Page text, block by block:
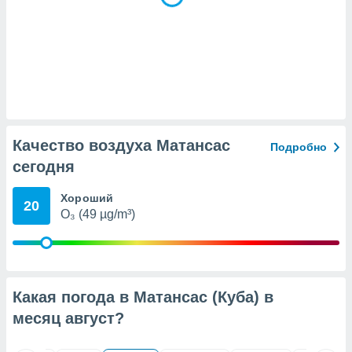
выбора
Качество воздуха Матансас
сегодня
Подробно
20 Хороший
O₃ (49 µg/m³)
Какая погода в Матансас (Куба) в
месяц август?